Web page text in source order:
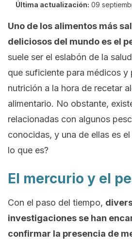
Última actualización: 09
Uno de los alimentos más
deliciosos del mundo es el
suele ser el eslabón de la
que suficiente para médicos y
nutrición a la hora de recetar
alimentario. No obstante,
relacionadas con algunos
conocidas, y una de ellas es
lo que es?
El mercurio y el
Con el paso del tiempo,
investigaciones se han
confirmar la presencia de